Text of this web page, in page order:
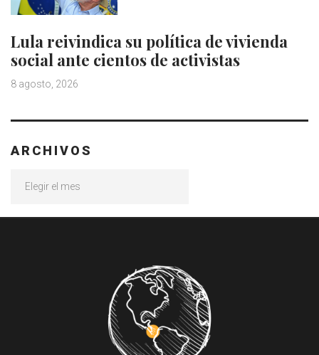
Lula reivindica su política de vivienda
social ante cientos de activistas
8 agosto, 2026
ARCHIVOS